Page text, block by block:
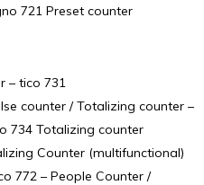
721 Preset counter
– tico 731
counter / Totalizing counter –
734 Totalizing counter
Counter (multifunctional)
772 – People Counter /